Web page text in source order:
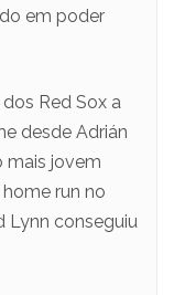
em poder
Red Sox a
desde Adrián
mais jovem
run no
Lynn conseguiu